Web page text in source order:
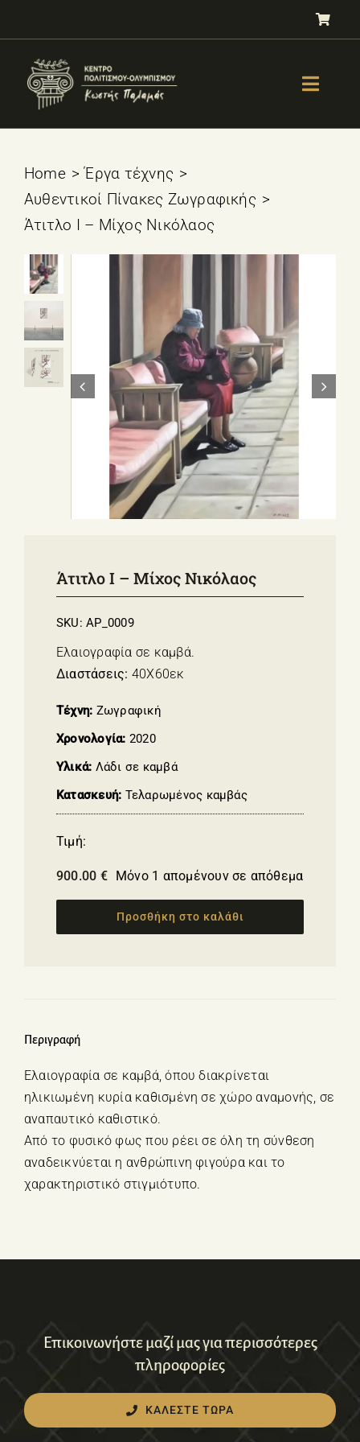
Toggle
ΟΛΥΜΠΙΣΜΟΣ
ΤΕΣΤ ΕΠΙΛΟΓΗΣ ΑΘΛΗΜΑΤΟΣ
ΒΙΒΛΙΑ
ΜΑΘΗΜΑΤΑ
ΕΚΔΗΛΩΣΕΙΣ
ΣΧΕΤΙΚΑ ΜΕ ΕΜΑΣ
Home
Έργα τέχνης
Αυθεντικοί Πίνακες Ζωγραφικής
Άτιτλο Ι – Μίχος Νικόλαος
Άτιτλο Ι – Μίχος Νικόλαος
SKU:AP_0009
Ελαιογραφία σε καμβά.
Διαστάσεις: 40Χ60εκ
Τέχνη: Ζωγραφική
Χρονολογία: 2020
Υλικά: Λάδι σε καμβά
Κατασκευή: Τελαρωμένος καμβάς
Τιμή:
900.00 € Μόνο 1 απομένουν σε απόθεμα
Προσθήκη στο καλάθι
Περιγραφή
Ελαιογραφία σε καμβά, όπου διακρίνεται
ηλικιωμένη κυρία καθισμένη σε χώρο αναμονής, σε
αναπαυτικό καθιστικό.
Από το φυσικό φως που ρέει σε όλη τη σύνθεση
αναδεικνύεται η ανθρώπινη φιγούρα και το
χαρακτηριστικό στιγμιότυπο.
Επικοινωνήστε μαζί μας για περισσότερες
πληροφορίες
ΚΑΛΕΣΤΕ ΤΩΡΑ